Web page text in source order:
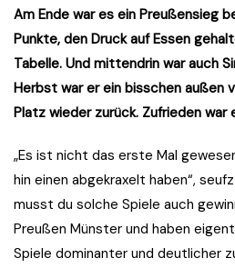
Am Ende war es ein Preußensieg
Punkte, den Druck auf Essen
Tabelle. Und mittendrin war auch
Herbst war er ein bisschen außen
Platz wieder zurück. Zufrieden war
„Es ist nicht das erste Mal
hin einen abgekraxelt haben“,
musst du solche Spiele auch
Preußen Münster und haben
Spiele dominanter und deutlicher